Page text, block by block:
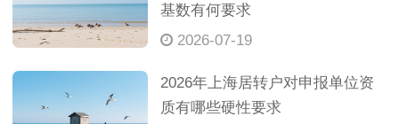
基数有何要求
2026-07-19
2026年上海居转户对申报单位资
质有哪些硬性要求